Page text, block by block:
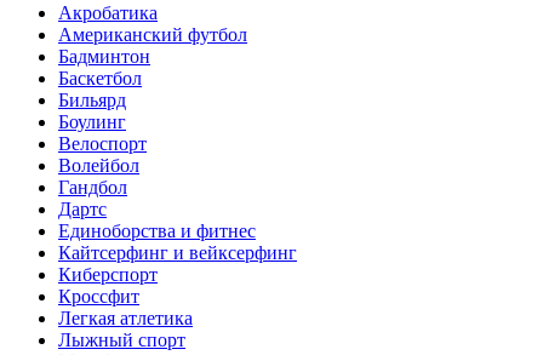
Акробатика
Американский футбол
Бадминтон
Баскетбол
Бильярд
Боулинг
Велоспорт
Волейбол
Гандбол
Дартс
Единоборства и фитнес
Кайтсерфинг и вейксерфинг
Киберспорт
Кроссфит
Легкая атлетика
Лыжный спорт